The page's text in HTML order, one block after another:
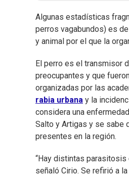
Algunas estadísticas
perros vagabundos) es
y animal por el que la
El perro es el transmisor
preocupantes y que
organizadas por las
rabia urbana y la
considera una
Salto y Artigas y se sabe
presentes en la región.
“Hay distintas parasitosis
señaló Cirio. Se refirió a